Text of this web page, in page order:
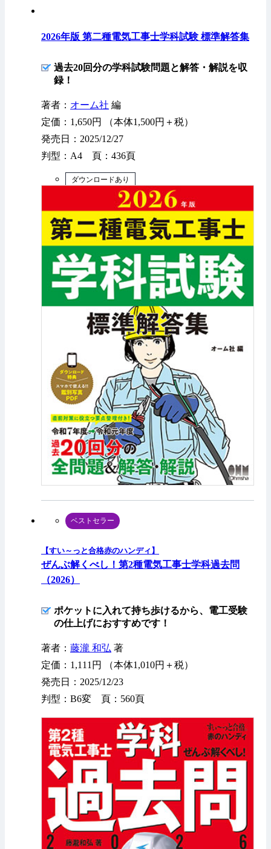
2026年版 第二種電気工事士学科試験 標準解答集
過去20回分の学科試験問題と解答・解説を収
録！
著者： オーム社 編
定価：1,650円 （本体1,500円＋税）
発売日：2025/12/27
判型：A4 頁：436頁
ダウンロードあり
【すい～っと合格赤のハンディ】
ぜんぶ解くべし！第2種電気工事士学科過去問
（2026）
ベストセラー
ポケットに入れて持ち歩けるから、電工受験
の仕上げにおすすめです！
著者： 藤瀧 和弘 著
定価：1,111円 （本体1,010円＋税）
発売日：2025/12/23
判型：B6変 頁：560頁